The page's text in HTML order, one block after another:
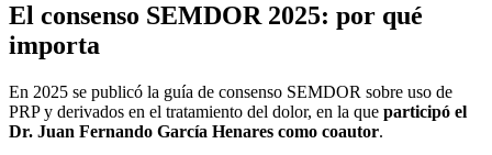
El consenso SEMDOR 2025: por qué
importa
En 2025 se publicó la guía de consenso SEMDOR sobre uso de
PRP y derivados en el tratamiento del dolor, en la que participó el
Dr. Juan Fernando García Henares como coautor.